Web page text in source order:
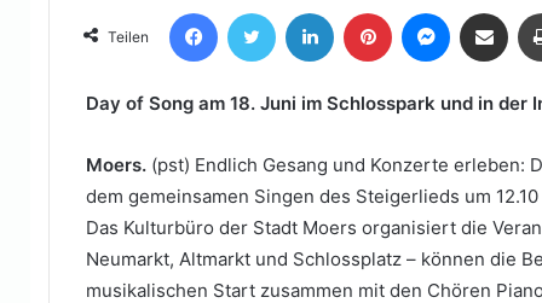
eine
E-
Teilen
FacebookTwitter LinkedIn Pinterest Messenger
Teile per E-Mail
Day of Song am 18. Juni im Schlosspark und in der
Moers. (pst) Endlich Gesang und Konzerte erleben:
dem gemeinsamen Singen des Steigerlieds um
Das Kulturbüro der Stadt Moers organisiert die
Neumarkt, Altmarkt und Schlossplatz – können die
musikalischen Start zusammen mit den Chören